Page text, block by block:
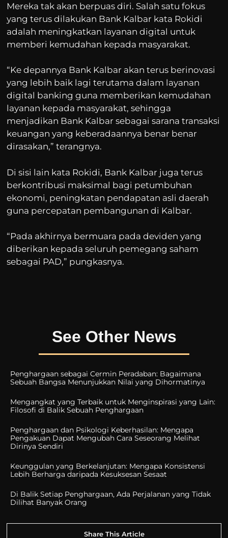
Mereka tak akan berpuas diri. Salah satu fokus
yang terus dilakukan Bank Kalbar kata Rokidi
adalah meningkatkan layanan digital untuk
memberi kemudahan kepada masyarakat.
“Ke depannya Bank Kalbar akan terus berinovasi
yang lebih baik lagi terutama dalam layanan
digital banking guna memberikan kemudahan
layanan kepada masyarakat, sehingga
menjadikan Bank Kalbar sebagai sarana transaksi
keuangan yang keberadaannya benar benar
dirasakan,” terangnya.
Di sisi lain kata Rokidi, Bank Kalbar juga terus
berkontribusi maksimal bagi petumbuhan
ekonomi, peningkatan pendapatan asli daerah
guna percepatan pembangunan di Kalbar.
“Pada akhirnya bermuara pada deviden yang
diberikan kepada seluruh pemegang saham
sebagai PAD,” pungkasnya.
See Other News
Penghargaan sebagai Cermin Peradaban: Bagaimana
Sebuah Bangsa Menunjukkan Nilai yang Dihormatinya
Mengangkat yang Terbaik untuk Menginspirasi yang Lain:
Filosofi di Balik Sebuah Penghargaan
Penghargaan dan Psikologi Keberhasilan: Mengapa
Pengakuan Dapat Mengubah Cara Seseorang Melihat
Dirinya Sendiri
Keunggulan yang Berkelanjutan: Mengapa Konsistensi
Lebih Berharga daripada Kesuksesan Sesaat
Di Balik Setiap Penghargaan, Ada Perjalanan yang Tidak
Dilihat Banyak Orang
Share This Article